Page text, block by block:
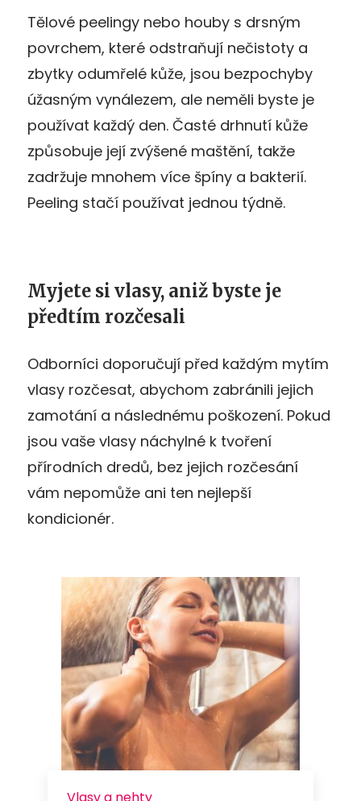
Tělové peelingy nebo houby s drsným
povrchem, které odstraňují nečistoty a
zbytky odumřelé kůže, jsou bezpochyby
úžasným vynálezem, ale neměli byste je
používat každý den. Časté drhnutí kůže
způsobuje její zvýšené maštění, takže
zadržuje mnohem více špíny a bakterií.
Peeling stačí používat jednou týdně.
Myjete si vlasy, aniž byste je
předtím rozčesali
Odborníci doporučují před každým mytím
vlasy rozčesat, abychom zabránili jejich
zamotání a následnému poškození. Pokud
jsou vaše vlasy náchylné k tvoření
přírodních dredů, bez jejich rozčesání
vám nepomůže ani ten nejlepší
kondicionér.